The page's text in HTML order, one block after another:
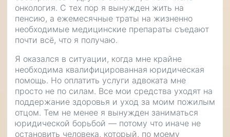
онкология. С тех пор я вынужден жить на
пенсию, а ежемесячные траты на жизненно
необходимые медицинские препараты съедают
почти всё, что я получаю.
Я оказался в ситуации, когда мне крайне
необходима квалифицированная юридическая
помощь. Но оплатить услуги адвоката мне
просто не по силам. Все мои средства уходят на
поддержание здоровья и уход за моим пожилым
отцом. Тем не менее я вынужден заниматься
юридической борьбой — потому что иначе не
остановить человека, который, по моему